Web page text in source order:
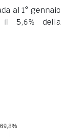
al 1° gennaio
il 5,6% della